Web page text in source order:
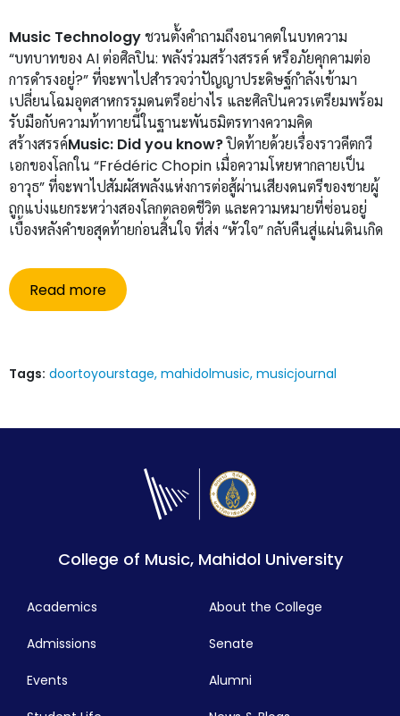
Music Technologyชวนตั้งคำถามถึงอนาคตในบทความ
“บทบาทของ AI ต่อศิลปิน: พลังร่วมสร้างสรรค์ หรือภัยคุกคามต่อ
การดำรงอยู่?” ที่จะพาไปสำรวจว่าปัญญาประดิษฐ์กำลังเข้ามา
เปลี่ยนโฉมอุตสาหกรรมดนตรีอย่างไร และศิลปินควรเตรียมพร้อม
รับมือกับความท้าทายนี้ในฐานะพันธมิตรทางความคิด
สร้างสรรค์Music: Did you know?ปิดท้ายด้วยเรื่องราวคีตกวี
เอกของโลกใน “Frédéric Chopin เมื่อความโหยหากลายเป็น
อาวุธ” ที่จะพาไปสัมผัสพลังแห่งการต่อสู้ผ่านเสียงดนตรีของชายผู้
ถูกแบ่งแยกระหว่างสองโลกตลอดชีวิต และความหมายที่ซ่อนอยู่
เบื้องหลังคำขอสุดท้ายก่อนสิ้นใจ ที่ส่ง “หัวใจ” กลับคืนสู่แผ่นดินเกิด
Read more
Tags: doortoyourstage mahidolmusic musicjournal
College of Music, Mahidol University
Academics
Admissions
Events
About the College
Senate
Alumni